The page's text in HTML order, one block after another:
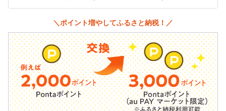
＼ポイント増やしてふるさと納税！／